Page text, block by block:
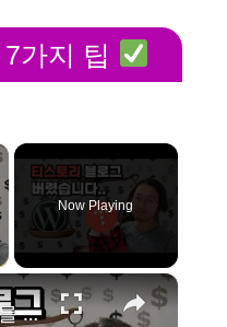
가지 팁
Now Playing
×
티스토리 블로그를 그만 둬야하는 이유 (Feat. 슬통 홈페이지 새로 만들었습니다.)